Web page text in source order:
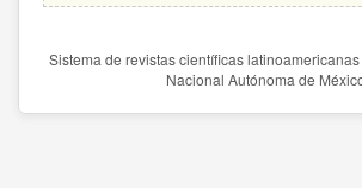
Sistema de revistas científicas
Nacional Autónoma de